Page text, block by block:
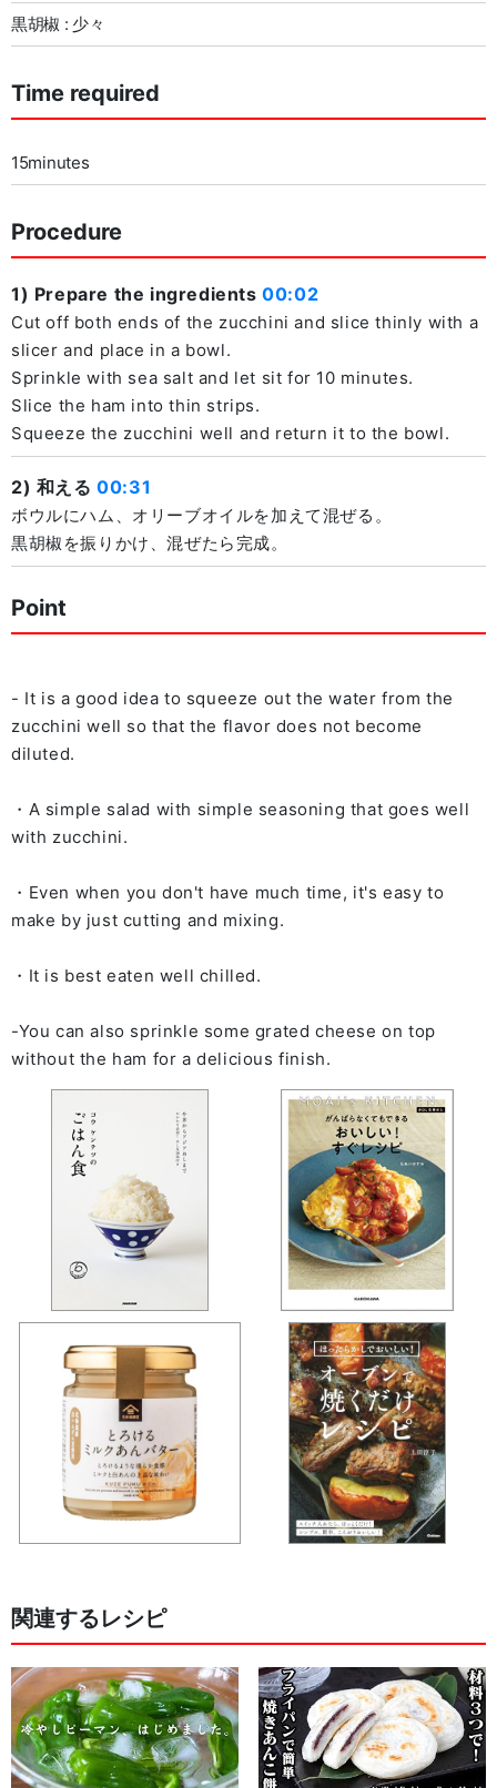
黒胡椒 : 少々
Time required
15minutes
Procedure
1) Prepare the ingredients00:02
Cut off both ends of the zucchini and slice thinly with a
slicer and place in a bowl.
Sprinkle with sea salt and let sit for 10 minutes.
Slice the ham into thin strips.
Squeeze the zucchini well and return it to the bowl.
2) 和える00:31
ボウルにハム、オリーブオイルを加えて混ぜる。
黒胡椒を振りかけ、混ぜたら完成。
Point
- It is a good idea to squeeze out the water from the
zucchini well so that the flavor does not become
diluted.
・A simple salad with simple seasoning that goes well
with zucchini.
・Even when you don't have much time, it's easy to
make by just cutting and mixing.
・It is best eaten well chilled.
-You can also sprinkle some grated cheese on top
関連するレシピ